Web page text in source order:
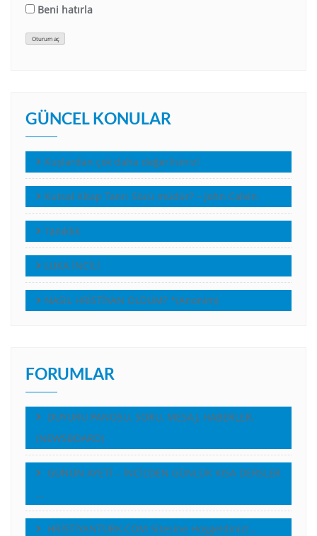
Beni hatırla
Oturum aç
GÜNCEL KONULAR
Kuşlardan çok daha değerlisiniz!
Kutsal Kitap Tanrı Sözü müdür? – John Calvin
Tanıklık
LUKA İNCİLİ
NASIL HRİSTİYAN OLDUM? *(Anonim)
FORUMLAR
DUYURU PANOSU, SORU, MESAJ, HABERLER,
(NEWSBOARD)
GÜNÜN AYETİ – İNCİL’DEN GÜNLÜK KISA DERSLER
…
HRİSTİYANTÜRK.COM Sitesine Hoşgeldiniz!…